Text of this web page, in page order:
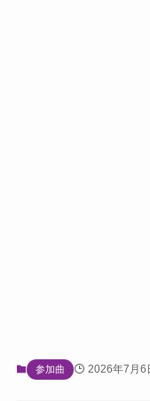
参加曲 2026年7月6